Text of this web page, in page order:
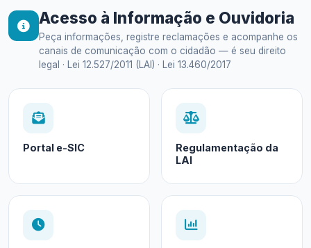
Acesso à Informação e Ouvidoria
Peça informações, registre reclamações e acompanhe os
canais de comunicação com o cidadão — é seu direito
legal · Lei 12.527/2011 (LAI) · Lei 13.460/2017
Portal e-SIC
Regulamentação da
LAI